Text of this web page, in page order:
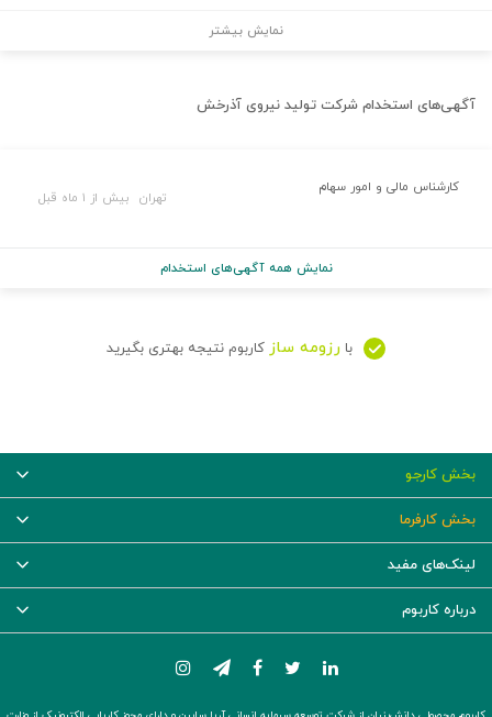
نمایش بیشتر
آگهی‌های استخدام شرکت تولید نیروی آذرخش
کارشناس مالی و امور سهام
تهران بیش از ۱ ماه قبل
نمایش همه آگهی‌های استخدام
با رزومه ساز کاربوم نتیجه بهتری بگیرید
بخش کارجو
بخش کارفرما
لینک‌های مفید
درباره کاربوم